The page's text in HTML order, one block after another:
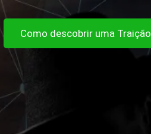
Como descobrir uma Traição